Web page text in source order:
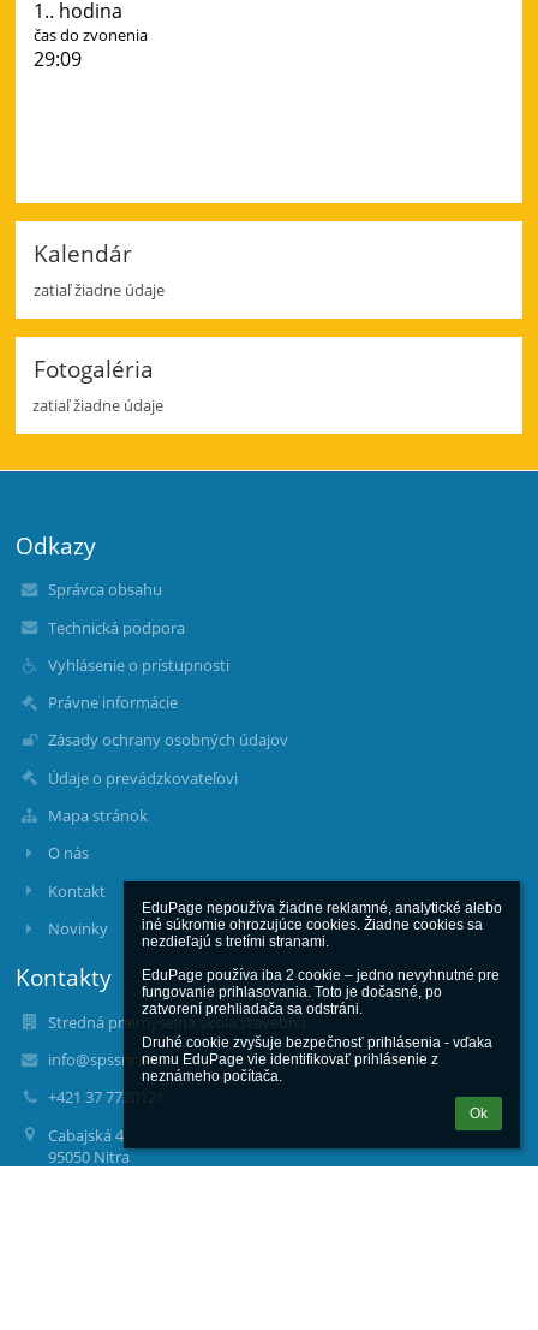
EduPage nepoužíva žiadne reklamné, analytické alebo
iné súkromie ohrozujúce cookies. Žiadne cookies sa
nezdieľajú s tretími stranami.
EduPage používa iba 2 cookie – jedno nevyhnutné pre
fungovanie prihlasovania. Toto je dočasné, po
zatvorení prehliadača sa odstráni.
Druhé cookie zvyšuje bezpečnosť prihlásenia - vďaka
nemu EduPage vie identifikovať prihlásenie z
neznámeho počítača.
Ok
1.. hodina
čas do zvonenia
29:09
Kalendár
zatiaľ žiadne údaje
Fotogaléria
zatiaľ žiadne údaje
Odkazy
Správca obsahu
Technická podpora
Vyhlásenie o prístupnosti
Právne informácie
Zásady ochrany osobných údajov
Údaje o prevádzkovateľovi
Mapa stránok
O nás
Kontakt
Novinky
Kontakty
Stredná priemyselná škola stavebná
info@spssnr.sk
+421 37 7720121
Cabajská 4
95050 Nitra